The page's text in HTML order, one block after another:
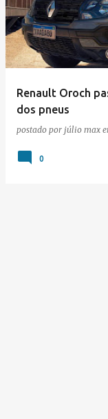
Renault Oroch
dos pneus
postado por júlio max
0